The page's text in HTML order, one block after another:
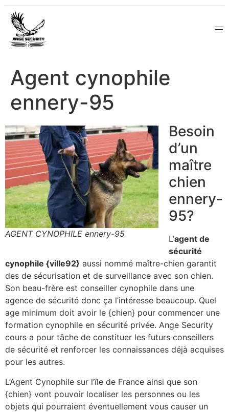
Agent cynophile
ennery-95
AGENT CYNOPHILE ennery-95
Besoin
d’un
maître
chien
ennery-
95?
L’agent de
sécurité
cynophile {ville92} aussi nommé maître-chien garantit
des de sécurisation et de surveillance avec son chien.
Son beau-frère est conseiller cynophile dans une
agence de sécurité donc ça l’intéresse beaucoup. Quel
age minimum doit avoir le {chien} pour commencer une
formation cynophile en sécurité privée. Ange Security
cours a pour tâche de constituer les futurs conseillers
de sécurité et renforcer les connaissances déjà acquises
pour les autres.
L’Agent Cynophile sur l’île de France ainsi que son
{chien} vont pouvoir localiser les personnes ou les
objets qui pourraient éventuellement vous causer un